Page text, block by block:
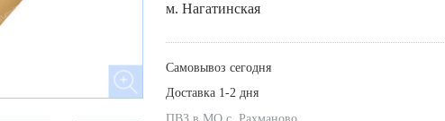
м. Нагатинская
Самовывоз сегодня
Доставка 1-2 дня